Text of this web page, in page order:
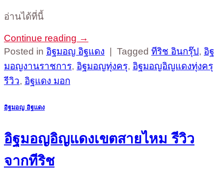
อ่านได้ที่นี้
Continue reading →
Posted in อิฐมอญ อิฐแดง Tagged ทีริช อินกรุ๊ป, อิฐ
มอญงานราชการ, อิฐมอญทุ่งครุ, อิฐมอญอิญแดงทุ่งครุ
รีวิว, อิฐแดง มอก
อิฐมอญ อิฐแดง
อิฐมอญอิญแดงเขตสายไหม รีวิว
จากทีริช